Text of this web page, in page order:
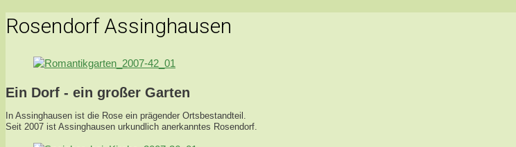
Rosendorf Assinghausen
Ein Dorf - ein großer Garten
In Assinghausen ist die Rose ein prägender Ortsbestandteil.
Seit 2007 ist Assinghausen urkundlich anerkanntes Rosendorf.